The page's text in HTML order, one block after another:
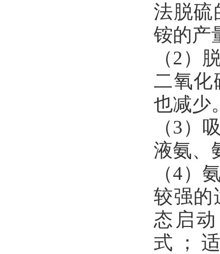
法脱硫
铵的产
（2）
二氧化
也减少
（3）
液氨、
（4）
较强的
态启
式；